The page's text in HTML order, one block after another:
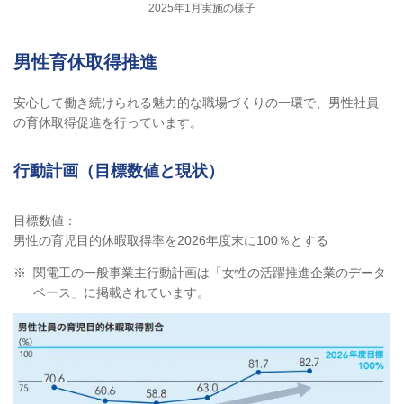
2025年1月実施の様子
男性育休取得推進
安心して働き続けられる魅力的な職場づくりの一環で、男性社員
の育休取得促進を行っています。
行動計画（目標数値と現状）
目標数値：
男性の育児目的休暇取得率を2026年度末に100％とする
※
関電工の一般事業主行動計画は「女性の活躍推進企業のデータ
ベース」に掲載されています。